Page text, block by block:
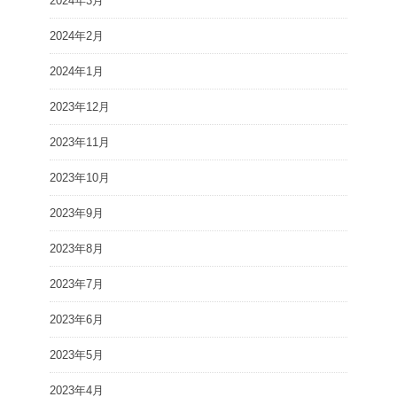
2024年2月
2024年1月
2023年12月
2023年11月
2023年10月
2023年9月
2023年8月
2023年7月
2023年6月
2023年5月
2023年4月